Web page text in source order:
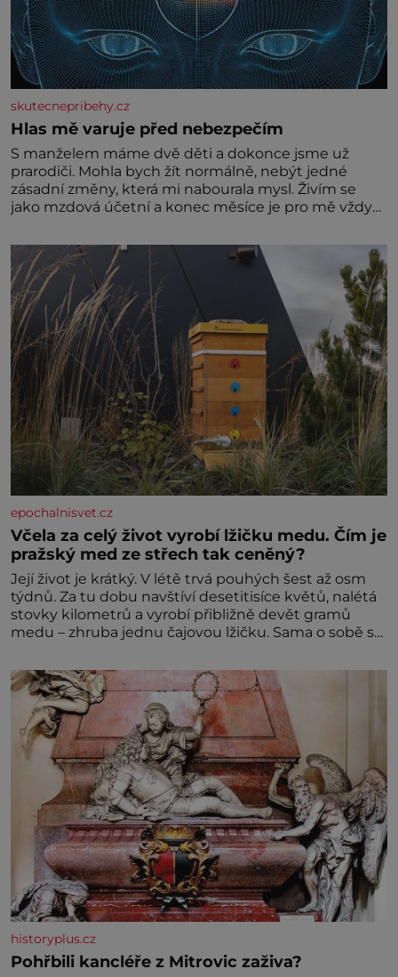
skutecnepribehy.cz
Hlas mě varuje před nebezpečím
S manželem máme dvě děti a dokonce jsme už
prarodiči. Mohla bych žít normálně, nebýt jedné
zásadní změny, která mi nabourala mysl. Živím se
jako mzdová účetní a konec měsíce je pro mě vždy
máme vnoučata, mi dcera čím dál častěji volá o
pomoc, co se hlídání týče. Dalo by se
epochalnisvet.cz
Včela za celý život vyrobí lžičku medu. Čím je
pražský med ze střech tak ceněný?
Její život je krátký. V létě trvá pouhých šest až osm
týdnů. Za tu dobu navštíví desetitisíce květů, nalétá
stovky kilometrů a vyrobí přibližně devět gramů
medu – zhruba jednu čajovou lžičku. Sama o sobě se
dalšími desítkami tisíc příslušnic svého včelstva,
vznikne jeden z nejdokonalejších organismů
historyplus.cz
Pohřbili kancléře z Mitrovic zaživa?